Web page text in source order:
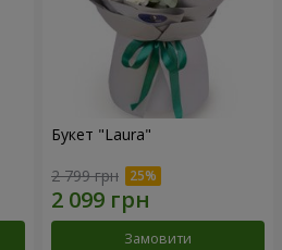
Букет "Laura"
2 799 грн
Замовити